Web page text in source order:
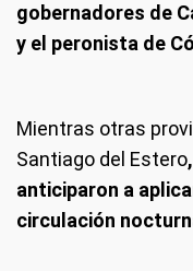
gobernadores de
y el peronista de
Mientras otras
Santiago del Estero
anticiparon a
circulación